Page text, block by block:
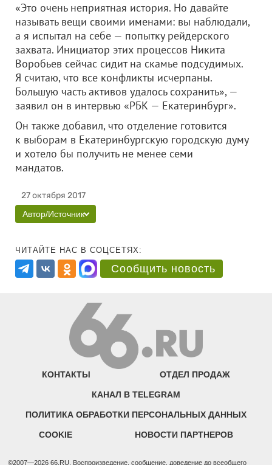
«Это очень неприятная история. Но давайте
называть вещи своими именами: вы наблюдали,
а я испытал на себе — попытку рейдерского
захвата. Инициатор этих процессов Никита
Воробьев сейчас сидит на скамье подсудимых.
Я считаю, что все конфликты исчерпаны.
Большую часть активов удалось сохранить», —
заявил он в интервью «РБК — Екатеринбург».
Он также добавил, что отделение готовится
к выборам в Екатеринбургскую городскую думу
и хотело бы получить не менее семи
мандатов.
27 октября 2017
Автор/Источник
ЧИТАЙТЕ НАС В СОЦСЕТЯХ:
Сообщить новость
КОНТАКТЫ ОТДЕЛ ПРОДАЖ
КАНАЛ В TELEGRAM
ПОЛИТИКА ОБРАБОТКИ ПЕРСОНАЛЬНЫХ ДАННЫХ
COOKIE НОВОСТИ ПАРТНЕРОВ
©2007—2026 66.RU. Воспроизведение, сообщение, доведение до всеобщего